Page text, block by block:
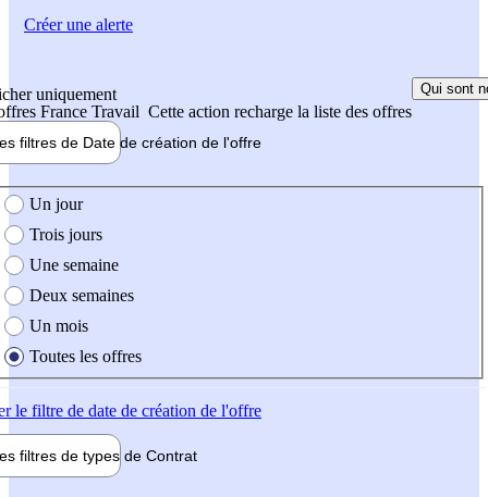
uniquement
France Travail Cette action recharge la liste des offres
Qui sont
filtres de Date de création de l'offre
création de l'offre
Un jour
Trois jours
Une semaine
Deux semaines
Un mois
Toutes les offres
le filtre de date de création de l'offre
filtres de types de Contrat
Créer une alerte